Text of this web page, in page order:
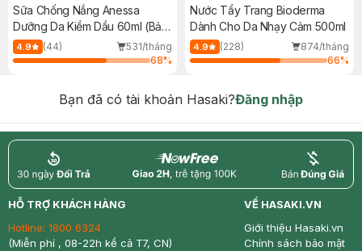
Sữa Chống Nắng Anessa
Dưỡng Da Kiềm Dầu 60ml (Bản
Mới)
4.9 (44)
531/tháng
68%
Nước Tẩy Trang Bioderma
Dành Cho Da Nhạy Cảm 500ml
4.9 (228)
874/tháng
66%
Bạn đã có tài khoản Hasaki?Đăng nhập
return nowfree price
HỖ TRỢ KHÁCH HÀNG
Hotline: 1800 6324
(Miễn phí , 08-22h kể cả T7, CN)
VỀ HASAKI.VN
Giới thiệu Hasaki.vn
Chính sách bảo mật